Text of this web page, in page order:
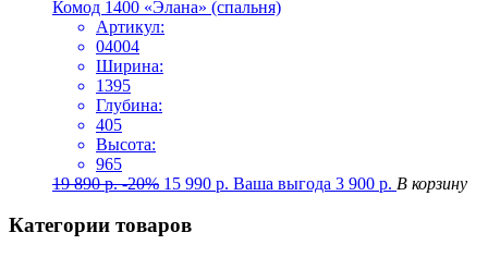
Комод 1400 «Элана» (спальня)
Артикул:
04004
Ширина:
1395
Глубина:
405
Высота:
965
19 890р. -20% 15 990 р. Ваша выгода 3 900 р. В корзину
Категории товаров